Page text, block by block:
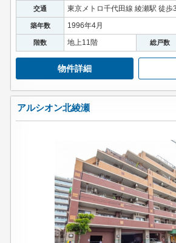
交通 東京メトロ千代田線 綾瀬駅 徒歩
築年数 1996年4月
階数 地上11階 総戸数
物件詳細
アルシオン北綾瀬